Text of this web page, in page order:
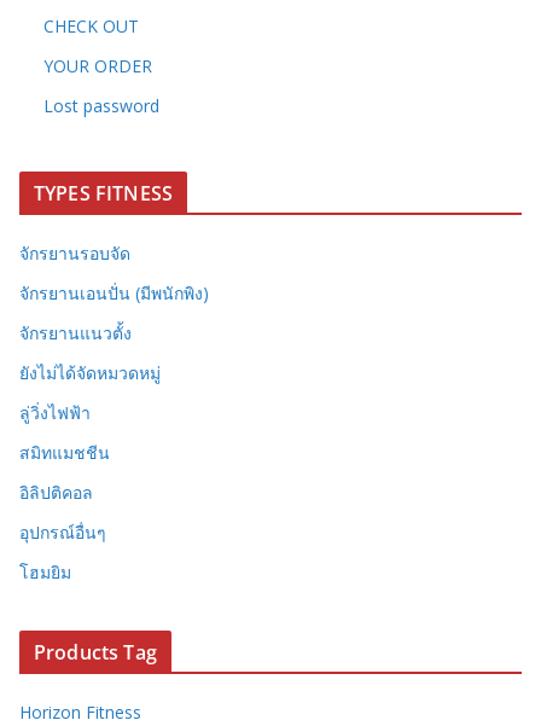
CHECK OUT
YOUR ORDER
Lost password
TYPES FITNESS
จักรยานรอบจัด
จักรยานเอนปั่น (มีพนักพิง)
จักรยานแนวตั้ง
ยังไม่ได้จัดหมวดหมู่
ลู่วิ่งไฟฟ้า
สมิทแมชชีน
อิลิปติคอล
อุปกรณ์อื่นๆ
โฮมยิม
Products Tag
Horizon Fitness